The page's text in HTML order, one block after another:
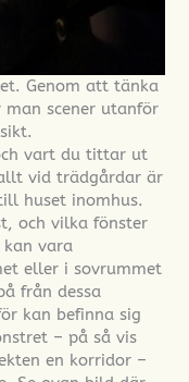
Genom att tänka
man scener utanför
vart du tittar ut
vid trädgårdar är
huset inomhus.
och vilka fönster
vara
eller i sovrummet
från dessa
kan befinna sig
– på så vis
en korridor –